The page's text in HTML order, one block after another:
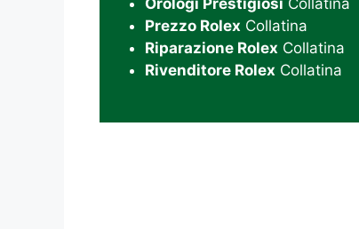
Orologi Prestigiosi Collatina
Prezzo Rolex Collatina
Riparazione Rolex Collatina
Rivenditore Rolex Collatina